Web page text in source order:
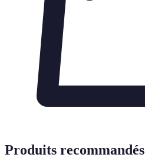
Produits recommandés